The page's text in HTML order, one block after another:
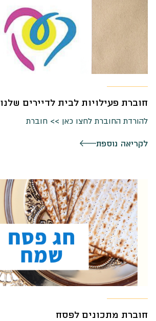
חוברת פעילויות לבית לדיירים שלנו
להורדת החוברת לחצו כאן >> חוברת
לקריאה נוספת
חוברת מתכונים לפסח